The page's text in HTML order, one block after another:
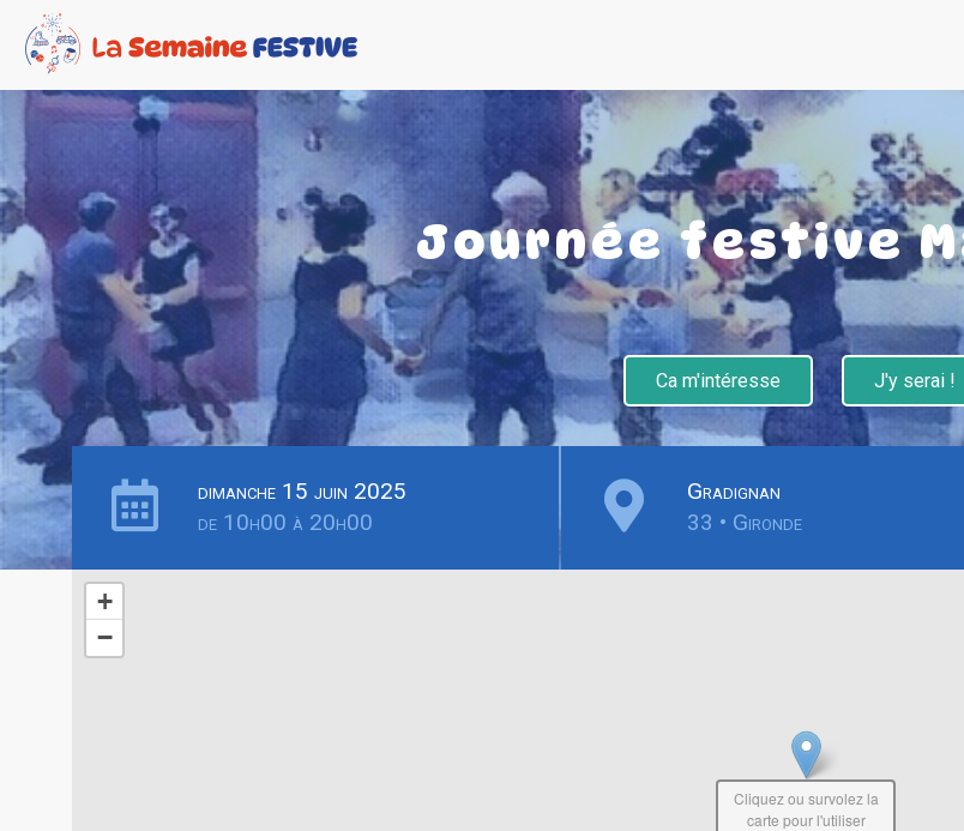
Journée festive
Ca m'intéresse J'y serai !
dimanche 15 juin 2025
de 10h00 à 20h00
Gradignan
33 • Gironde
+
−
Cliquez ou survolez la
carte pour l'utiliser